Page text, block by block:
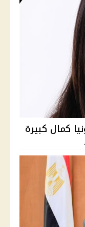
كمال كبيرة